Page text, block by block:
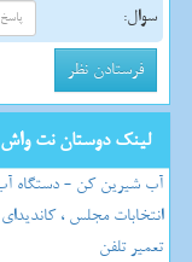
سوال:
لینک دوستان نت واش
آب شیرین کن - دستگاه
انتخابات مجلس ،
تعمیر تلفن